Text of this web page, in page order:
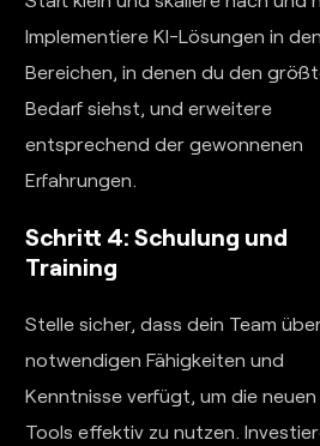
Implementiere KI-Lösungen in den
Bereichen, in denen du den
Bedarf siehst, und erweitere
entsprechend der gewonnenen
Erfahrungen.
Schritt 4: Schulung und
Training
Stelle sicher, dass dein Team
notwendigen Fähigkeiten und
Kenntnisse verfügt, um die neuen
Tools effektiv zu nutzen.